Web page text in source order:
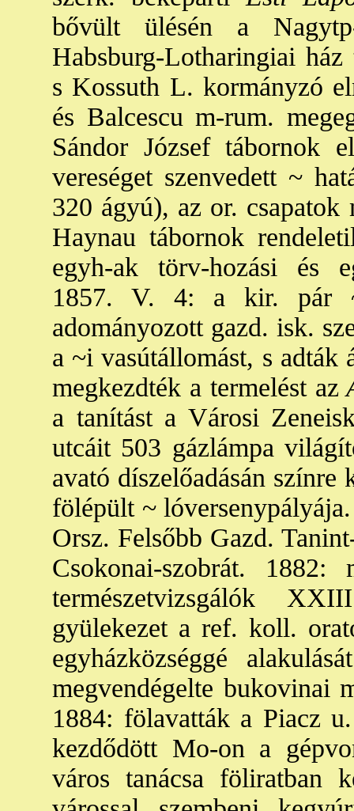
bővült ülésén a
Habsburg-Lotharingiai
s Kossuth L. kormányzó
és Balcescu m-rum.
Sándor József tábornok
vereséget szenvedett ~
320 ágyú), az or.
Haynau tábornok
egyh-ak törv-hozási és
1857. V. 4: a kir. pár
adományozott gazd. isk.
a ~i vasútállomást, s adták
megkezdték a termelést az
a tanítást a Városi
utcáit 503 gázlámpa
avató díszelőadásán színre
fölépült ~
Orsz. Felsőbb Gazd.
Csokonai-szobrát.
természetvizsgálók
gyülekezet a ref. koll.
egyházközséggé
megvendégelte bukovinai
1884: fölavatták a Piacz
kezdődött Mo-on a
város tanácsa föliratban